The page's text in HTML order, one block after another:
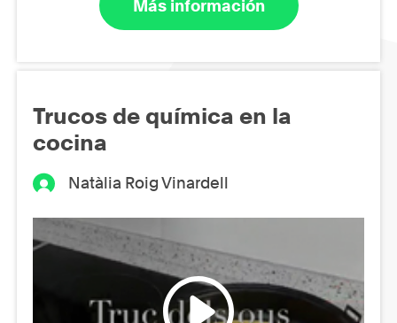
Más información
Trucos de química en la
cocina
Natàlia Roig Vinardell